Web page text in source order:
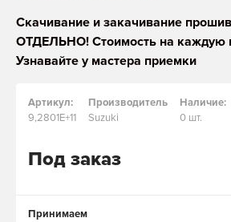
Скачивание и закачивание
ОТДЕЛЬНО! Стоимость на каждую
Узнавайте у мастера приемки
Артикул:
9,2801E+11
Производитель
Suzuki
Наличие:
0 шт.
Под заказ
Принимаем